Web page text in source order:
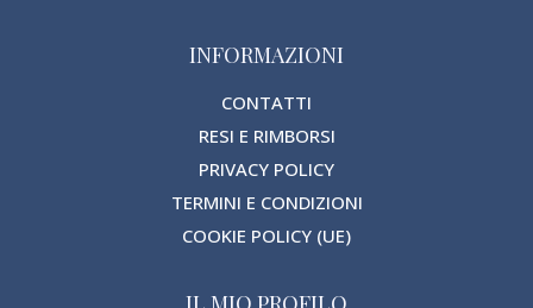
INFORMAZIONI
CONTATTI
RESI E RIMBORSI
PRIVACY POLICY
TERMINI E CONDIZIONI
COOKIE POLICY (UE)